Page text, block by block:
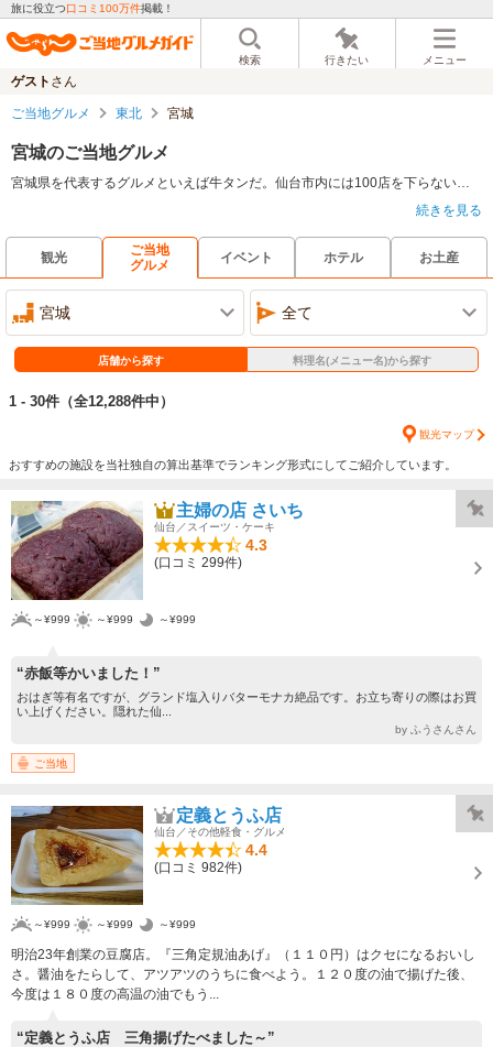
旅に役立つ口コミ100万件掲載！
検索 行きたい メニュー
ゲスト さん
ご当地グルメ 東北 宮城
宮城のご当地グルメ
宮城県を代表するグルメといえば牛タンだ。仙台市内には100店を下らないとされる専門店が味を競い合っている。定番の牛タン焼きに麦飯、テールスープは黄金の3点セットだが、貴重な牛タンメニューもある。1本のタンから100ｇほどしかとれない、芯タンだ。とろけるような柔らかさをぜひ、堪能したい。日本三景のひとつ、松島のカキも定評があり、秋から冬にかけて多くのかき小屋が建ち並び、大勢の客でにぎわっている。
続きを見る
観光
ご当地
グルメ
イベント ホテル お土産
宮城 全て
店舗から探す 料理名(メニュー名)から探す
1 - 30件 （全12,288件中）
観光マップ
おすすめの施設を当社独自の算出基準でランキング形式にしてご紹介しています。
主婦の店 さいち
仙台／スイーツ・ケーキ
4.3
(口コミ 299件)
～¥999 ～¥999 ～¥999
“赤飯等かいました！”
おはぎ等有名ですが、グランド塩入りバターモナカ絶品です。お立ち寄りの際はお買
い上げください。隠れた仙...
by ふうさんさん
ご当地
定義とうふ店
仙台／その他軽食・グルメ
4.4
(口コミ 982件)
～¥999 ～¥999 ～¥999
明治23年創業の豆腐店。『三角定規油あげ』（１１０円）はクセになるおいし
さ。醤油をたらして、アツアツのうちに食べよう。１２０度の油で揚げた後、
今度は１８０度の高温の油でもう...
“定義とうふ店 三角揚げたべました～”